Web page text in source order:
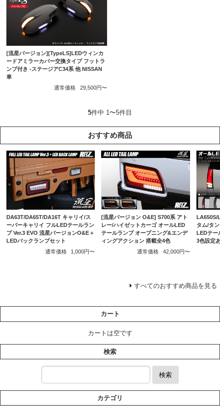
[流星バージョン][TypeLS]LEDウィンカ
ードアミラーカバー交換タイプ フットラ
ンプ付き -ステージアC34系 他 NISSAN
車
通常価格
29,500円〜
5件中 1〜5件目
おすすめ商品
DA63T/DA65T/DA16T キャリイ/ス
ーパーキャリイ フルLEDテールラン
プ Ver.3 EVO 流星バージョンO&E +
LEDバックランプセット
通常価格
1,000円〜
[流星バージョン O&E] S700系 アト
レー/ハイゼットカーゴ オールLED
テールランプ オープニング&エンデ
ィングアクション 搭載全4色
通常価格
42,000円〜
LA650S/
タム/タ
LEDテー
3色設定
すべてのおすすめ商品を見る
カート
カートは空です
検索
検索
カテゴリ